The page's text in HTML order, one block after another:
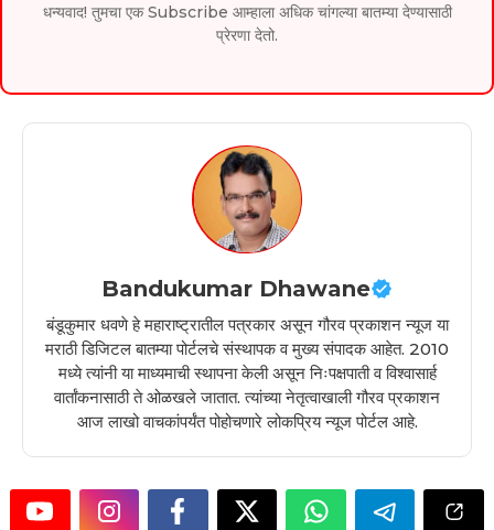
धन्यवाद! तुमचा एक Subscribe आम्हाला अधिक चांगल्या बातम्या देण्यासाठी
प्रेरणा देतो.
Bandukumar Dhawane
बंडूकुमार धवणे हे महाराष्ट्रातील पत्रकार असून गौरव प्रकाशन न्यूज या
मराठी डिजिटल बातम्या पोर्टलचे संस्थापक व मुख्य संपादक आहेत. 2010
मध्ये त्यांनी या माध्यमाची स्थापना केली असून निःपक्षपाती व विश्वासार्ह
वार्तांकनासाठी ते ओळखले जातात. त्यांच्या नेतृत्वाखाली गौरव प्रकाशन
आज लाखो वाचकांपर्यंत पोहोचणारे लोकप्रिय न्यूज पोर्टल आहे.